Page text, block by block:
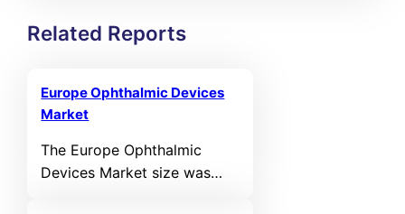
Related Reports
Europe Ophthalmic Devices
Market
The Europe Ophthalmic
Devices Market size was